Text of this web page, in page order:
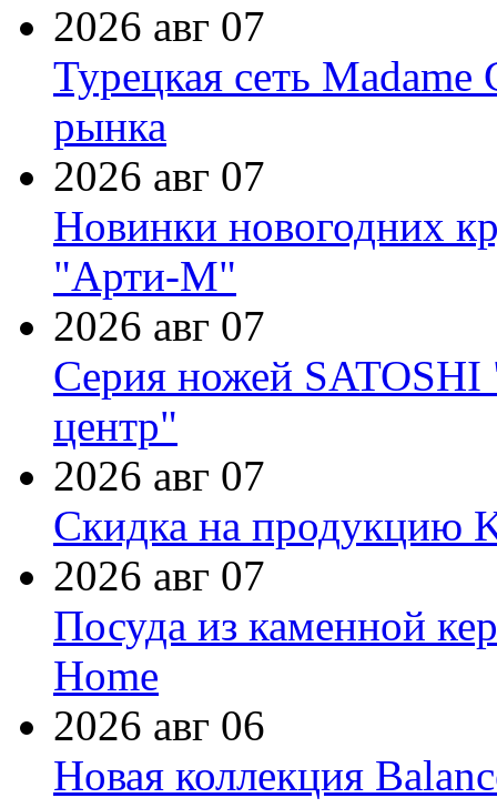
2026 авг 07
Турецкая сеть Madame
рынка
2026 авг 07
Новинки новогодних
"Арти-М"
2026 авг 07
Серия ножей
центр"
2026 авг 07
Скидка на продукцию
2026 авг 07
Посуда из каменной
Home
2026 авг 06
Новая коллекция